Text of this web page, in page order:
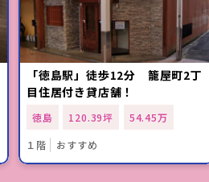
「徳島駅」徒歩12分 籠屋町2丁
目住居付き貸店舗！
徳島 120.39坪
54.45万
１階
おすすめ